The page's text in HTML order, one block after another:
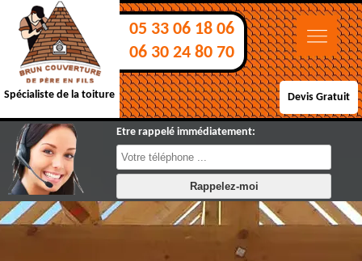
Spécialiste de la toiture
05 33 06 18 06
06 30 24 80 70
Devis Gratuit
Etre rappelé immédiatement: